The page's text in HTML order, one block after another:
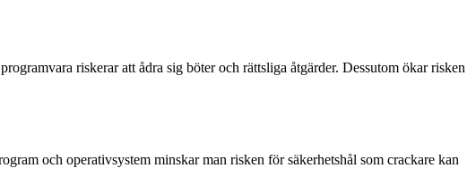
riskerar att ådra sig böter och rättsliga åtgärder. Dessutom ökar risken
och operativsystem minskar man risken för säkerhetshål som crackare kan